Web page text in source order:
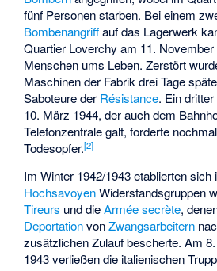
fünf Personen starben. Bei einem
Bombenangriffauf das Lagerwerk
Quartier Loverchy am 11. November
Menschen ums Leben. Zerstört
Maschinen der Fabrik drei Tage
Saboteure der Résistance. Ein
10. März 1944, der auch dem
Telefonzentrale galt, forderte
Todesopfer.[2]
Im Winter 1942/1943 etablierten sich
HochsavoyenWiderstandsgruppen
Tireurs und dieArmée secrète,
DeportationvonZwangsarbeitern
zusätzlichen Zulauf bescherte. Am
1943 verließen die italienischen